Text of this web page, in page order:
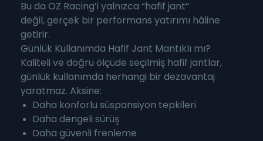
Bu da OZ Racing’i yalnızca “hafif jant”
değil, gerçek bir performans yatırımı hâline
getirir.
Günlük Kullanımda Hafif Jant Mantıklı mı?
Kaliteli ve doğru ölçüde seçilmiş hafif jantlar,
günlük kullanımda herhangi bir dezavantaj
yaratmaz. Aksine:
Daha konforlu süspansiyon tepkileri
Daha dengeli sürüş
Daha güvenli frenleme